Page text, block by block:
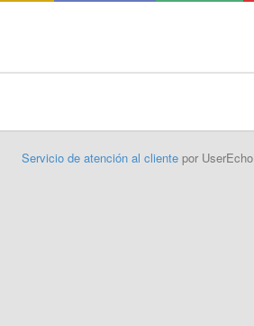
Servicio de atención al clientepor UserEcho